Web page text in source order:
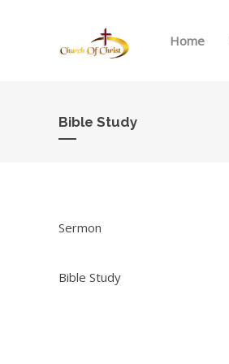
Home
Bible Study
Sermon
Bible Study